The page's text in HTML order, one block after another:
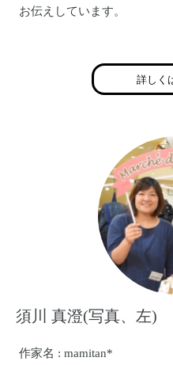
お伝えしています。
ためのイライラガミガミ卒
子育ての楽しさをお伝えす
詳しく
須川 真澄(写真、左)
作家名 : mamitan*